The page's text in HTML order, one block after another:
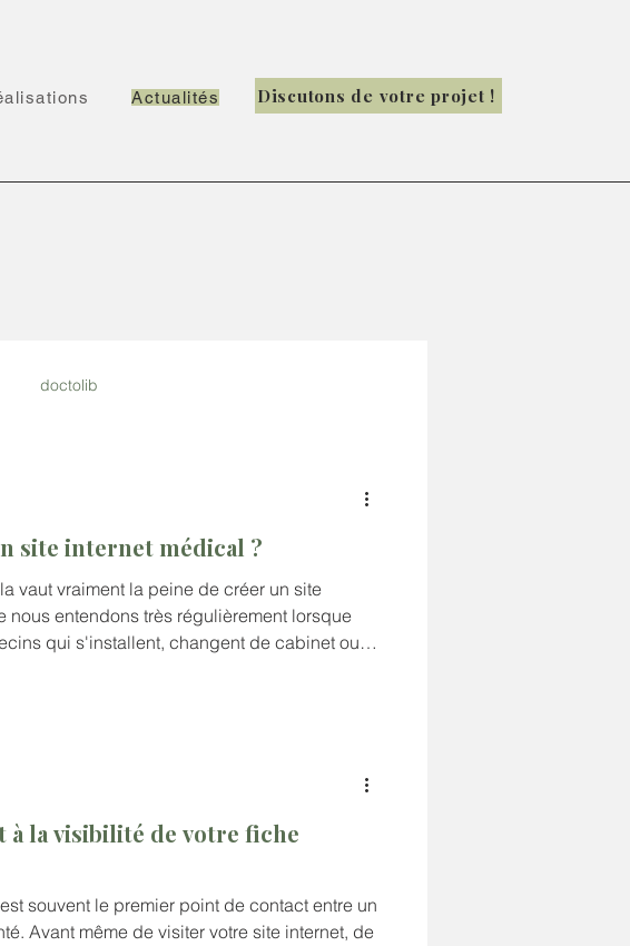
Actualités Discutons de votre projet !
doctolib
site internet médical ?
vaut vraiment la peine de créer un site
nous entendons très régulièrement lorsque
qui s'installent, changent de cabinet ou
à la visibilité de votre fiche
souvent le premier point de contact entre un
Avant même de visiter votre site internet, de